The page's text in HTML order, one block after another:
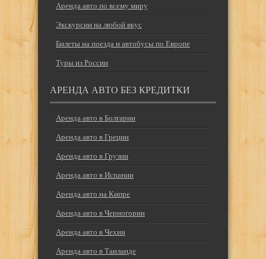
Аренда авто по всему миру
Экскурсии на любой вкус
Билеты на поезда и автобусы по Европе
Туры из России
АРЕНДА АВТО БЕЗ КРЕДИТКИ
Аренда авто в Болгарии
Аренда авто в Греции
Аренда авто в Грузии
Аренда авто в Испании
Аренда авто на Кипре
Аренда авто в Черногории
Аренда авто в Чехии
Аренда авто в Таиланде